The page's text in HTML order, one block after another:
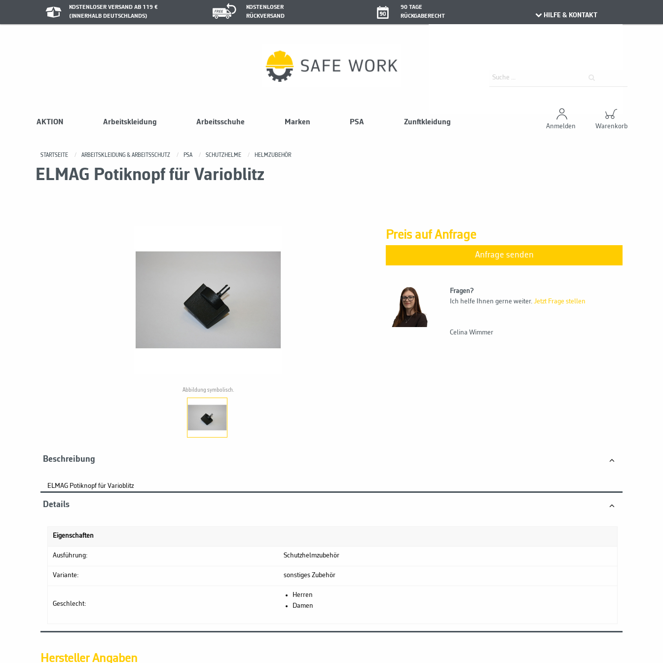
KOSTENLOSER VERSAND AB 119 €
(INNERHALB DEUTSCHLANDS)
KOSTENLOSER
RÜCKVERSAND
90 TAGE
RÜCKGABERECHT
HILFE & KONTAKT
AKTION Arbeitskleidung Arbeitsschuhe Marken PSA Zunftkleidung
Anmelden Warenkorb
STARTSEITE ARBEITSKLEIDUNG & ARBEITSSCHUTZ PSA SCHUTZHELME HELMZUBEHÖR
ELMAG Potiknopf für Varioblitz
Abbildung symbolisch.
Preis auf Anfrage
Anfrage senden
Fragen?
Ich helfe Ihnen gerne weiter. Jetzt Frage stellen
Celina Wimmer
Beschreibung
ELMAG Potiknopf für Varioblitz
Details
Eigenschaften
Ausführung: Schutzhelmzubehör
Variante: sonstiges Zubehör
Geschlecht:
Herren
Damen
Hersteller Angaben